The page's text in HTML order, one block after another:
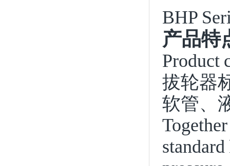
BHP
产品特
Product
拔轮器
软管、